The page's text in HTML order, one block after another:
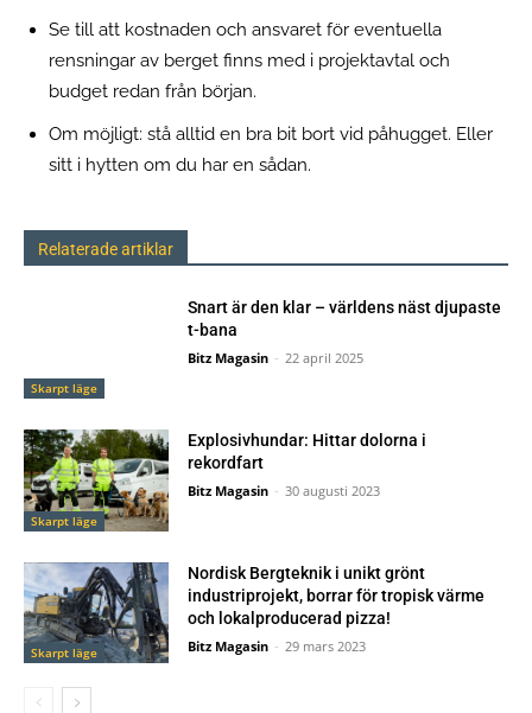
Se till att kostnaden och ansvaret för eventuella
rensningar av berget finns med i projektavtal och
budget redan från början.
Om möjligt: stå alltid en bra bit bort vid påhugget. Eller
sitt i hytten om du har en sådan.
Relaterade artiklar
Skarpt läge
Snart är den klar – världens näst djupaste
t-bana
Bitz Magasin - 22 april 2025
Skarpt läge
Explosivhundar: Hittar dolorna i
rekordfart
Bitz Magasin - 30 augusti 2023
Skarpt läge
Nordisk Bergteknik i unikt grönt
industriprojekt, borrar för tropisk värme
och lokalproducerad pizza!
Bitz Magasin - 29 mars 2023